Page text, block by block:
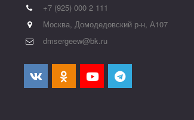
+7 (925) 000 2 111
Москва, Домодедовский р-н, А107
dmsergeew@bk.ru